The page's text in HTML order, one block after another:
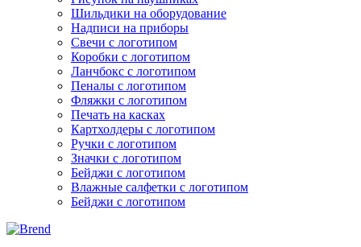
Шильдики на оборудование
Надписи на приборы
Свечи с логотипом
Коробки с логотипом
Ланчбокс с логотипом
Пеналы с логотипом
Фляжки с логотипом
Печать на касках
Картхолдеры с логотипом
Ручки с логотипом
Значки с логотипом
Бейджи с логотипом
Влажные салфетки с логотипом
Бейджи с логотипом